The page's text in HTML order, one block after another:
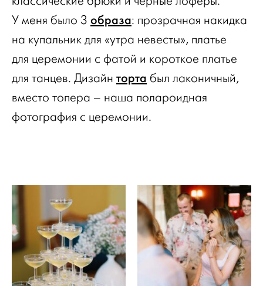
У меня было 3 образа: прозрачная накидка
на купальник для «утра невесты», платье
для церемонии с фатой и короткое платье
для танцев. Дизайн торта был лаконичный,
вместо топера – наша полароидная
фотография с церемонии.